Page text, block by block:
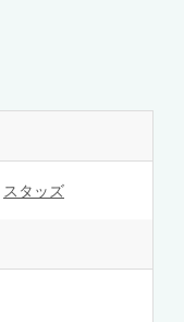
スタッズ